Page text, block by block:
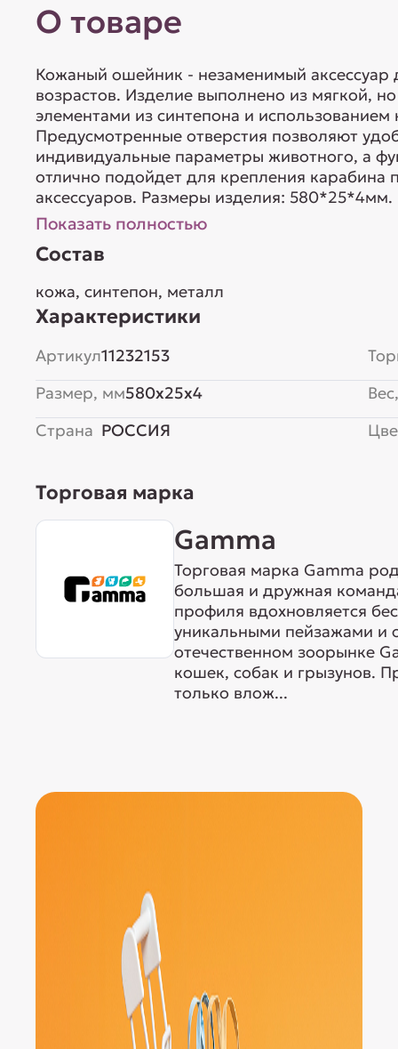
О товаре
Кожаный ошейник - незаменимый аксессуар
возрастов. Изделие выполнено из мягкой,
элементами из синтепона и
Предусмотренные отверстия позволяют
индивидуальные параметры животного, а
отлично подойдет для крепления карабина
аксессуаров. Размеры изделия:
Показать полностью
Состав
кожа, синтепон, металл
Характеристики
Артикул11232153
Размер, мм580x25x4
Страна РОССИЯ
Торговая марка
Gamma
Торговая марка Gamma
большая и дружная
профиля вдохновляется
уникальными пейзажами и
отечественном зоорынке
кошек, собак и грызунов.
только влож...